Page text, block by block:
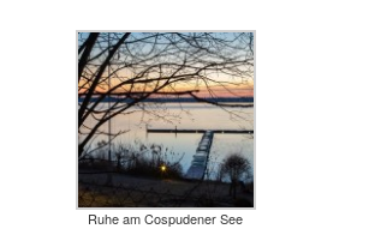
Ruhe am Cospudener See